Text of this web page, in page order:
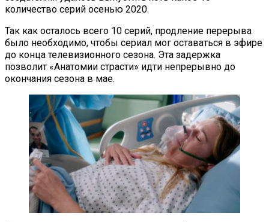
количество серий осенью 2020.
Так как осталось всего 10 серий, продление перерыва
было необходимо, чтобы сериал мог оставаться в эфире
до конца телевизионного сезона. Эта задержка
позволит «Анатомии страсти» идти непрерывно до
окончания сезона в мае.